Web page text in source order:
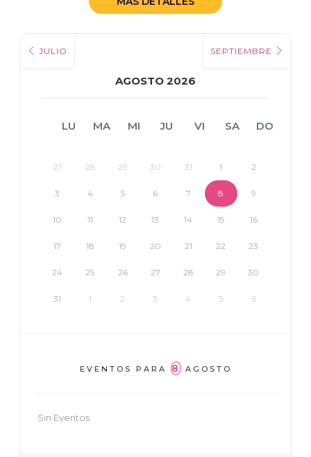
JULIO
AGOSTO 2026
SEPTIEMBRE
LU MA MI JU VI SA DO
27 28 29 30 31 1 2
3 4 5 6 7 8 9
10 11 12 13 14 15 16
17 18 19 20 21 22 23
24 25 26 27 28 29 30
31 1 2 3 4 5 6
EVENTOS PARA 8AGOSTO
Sin Eventos